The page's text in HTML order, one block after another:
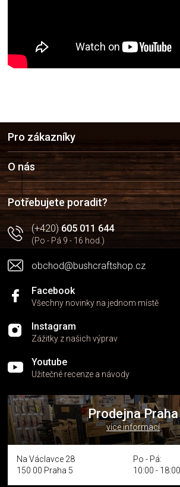
a
t
í
Pro zákazníky
O nás
Potřebujete poradit?
(+420)605 011 644
(Po - Pá 9 - 16 hod.)
obchod@bushcraftshop.cz
Facebook
Všechny novinky na jednom místě
Instagram
Zážitky z našich výprav
Youtube
Užitečné recenze a návody
Prodejna Praha
více informací
Na Václavce 28
150 00 Praha 5
Po - Pá:
10:00 -